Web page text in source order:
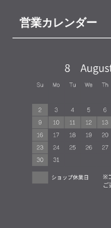
営業カレンダー